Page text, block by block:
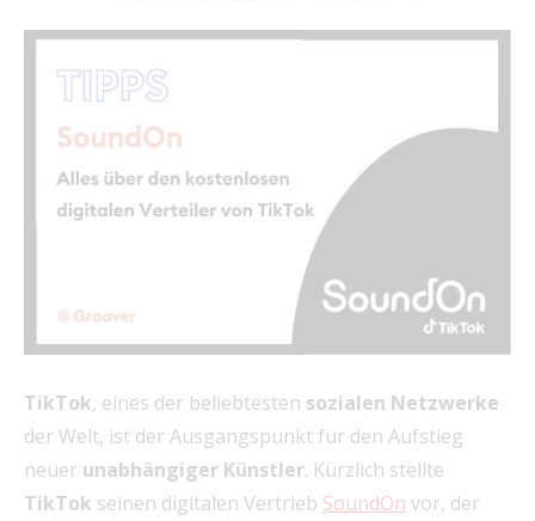
TikTok, eines der beliebtesten sozialen Netzwerke
der Welt, ist der Ausgangspunkt für den Aufstieg
neuer unabhängiger Künstler. Kürzlich stellte
TikTok seinen digitalen Vertrieb SoundOn vor, der